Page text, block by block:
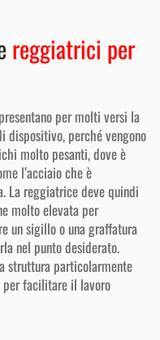
reggiatrici per
per molti versi la
dispositivo, perché vengono
molto pesanti, dove è
l’acciaio che è
La reggiatrice deve quindi
molto elevata per
un sigillo o una graffatura
nel punto desiderato.
struttura particolarmente
per facilitare il lavoro